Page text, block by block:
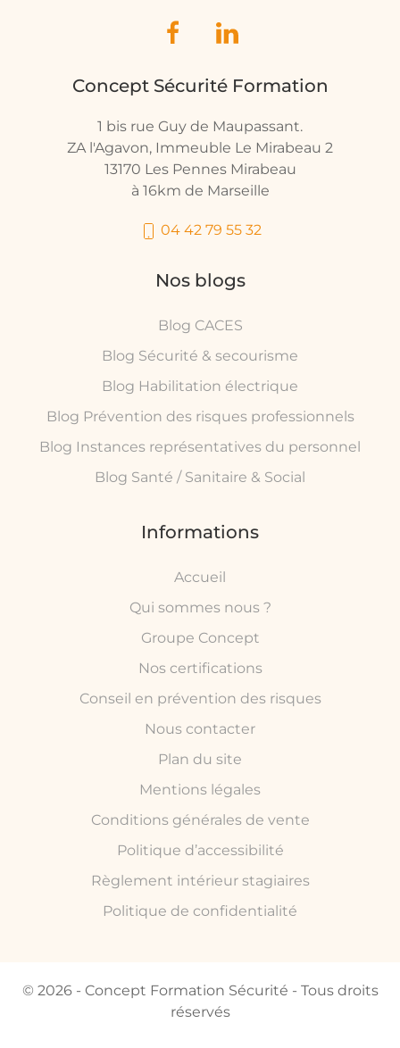
Concept Sécurité Formation
1 bis rue Guy de Maupassant.
ZA l'Agavon, Immeuble Le Mirabeau 2
13170 Les Pennes Mirabeau
à 16km de Marseille
04 42 79 55 32
Nos blogs
Blog CACES
Blog Sécurité & secourisme
Blog Habilitation électrique
Blog Prévention des risques professionnels
Blog Instances représentatives du personnel
Blog Santé / Sanitaire & Social
Informations
Accueil
Qui sommes nous ?
Groupe Concept
Nos certifications
Conseil en prévention des risques
Nous contacter
Plan du site
Mentions légales
Conditions générales de vente
Politique d’accessibilité
Règlement intérieur stagiaires
Politique de confidentialité
© 2026 - Concept Formation Sécurité - Tous droits
réservés